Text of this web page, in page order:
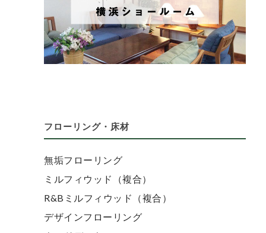
フローリング・床材
無垢フローリング
ミルフィウッド（複合）
R&Bミルフィウッド（複合）
デザインフローリング